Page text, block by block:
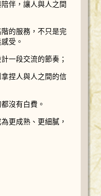
伴，讓人與人之間
的服務，不只是完
受。
一段交流的節奏；
捏人與人之間的信
沒有白費。
更成熟、更細膩，